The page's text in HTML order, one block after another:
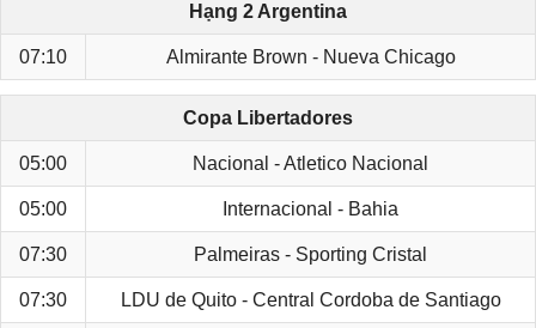
Hạng 2 Argentina
07:10 Almirante Brown - Nueva Chicago
Copa Libertadores
05:00 Nacional - Atletico Nacional
05:00 Internacional - Bahia
07:30 Palmeiras - Sporting Cristal
07:30 LDU de Quito - Central Cordoba de Santiago